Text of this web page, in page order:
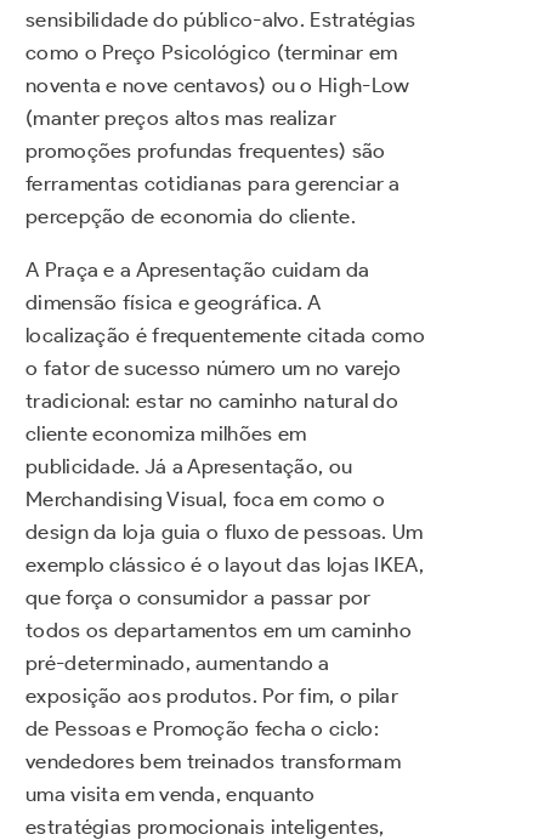
sensibilidade do público-alvo. Estratégias
como o Preço Psicológico (terminar em
noventa e nove centavos) ou o High-Low
(manter preços altos mas realizar
promoções profundas frequentes) são
ferramentas cotidianas para gerenciar a
percepção de economia do cliente.
A Praça e a Apresentação cuidam da
dimensão física e geográfica. A
localização é frequentemente citada como
o fator de sucesso número um no varejo
tradicional: estar no caminho natural do
cliente economiza milhões em
publicidade. Já a Apresentação, ou
Merchandising Visual, foca em como o
design da loja guia o fluxo de pessoas. Um
exemplo clássico é o layout das lojas IKEA,
que força o consumidor a passar por
todos os departamentos em um caminho
pré-determinado, aumentando a
exposição aos produtos. Por fim, o pilar
de Pessoas e Promoção fecha o ciclo:
vendedores bem treinados transformam
uma visita em venda, enquanto
estratégias promocionais inteligentes,